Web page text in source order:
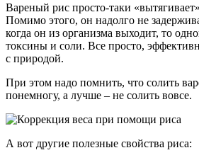
Вареный рис просто-таки
Помимо этого, он надолго не
когда он из организма выходит, то
токсины и соли. Все просто,
с природой.
При этом надо помнить, что солить
понемногу, а лучше – не солить вовсе.
А вот другие полезные свойства риса: